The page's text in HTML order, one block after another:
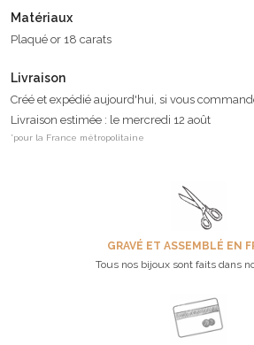
Matériaux
Plaqué or 18 carats
Livraison
Créé et expédié aujourd'hui, si vous
Livraison estimée : le mercredi 12 août
*pour la France métropolitaine
GRAVÉ ET ASSEMBLÉ EN
Tous nos bijoux sont faits dans